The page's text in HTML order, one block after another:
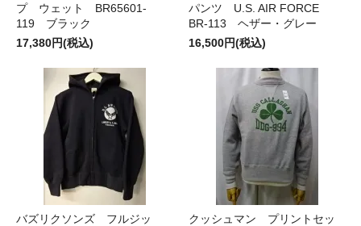
プ ウェット BR65601-
119 ブラック
17,380円(税込)
パンツ U.S. AIR FORCE
BR-113 ヘザー・グレー
16,500円(税込)
バズリクソンズ フルジッ
クッシュマン プリントセッ